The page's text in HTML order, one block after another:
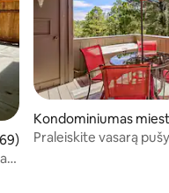
4,93 iš 5,
Kondominiumas
taff
Praleiskite vasarą